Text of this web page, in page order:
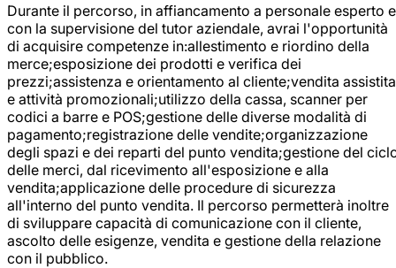
Durante il percorso, in affiancamento a personale esperto e
con la supervisione del tutor aziendale, avrai l'opportunità
di acquisire competenze in:allestimento e riordino della
merce;esposizione dei prodotti e verifica dei
prezzi;assistenza e orientamento al cliente;vendita assistita
e attività promozionali;utilizzo della cassa, scanner per
codici a barre e POS;gestione delle diverse modalità di
pagamento;registrazione delle vendite;organizzazione
degli spazi e dei reparti del punto vendita;gestione del
delle merci, dal ricevimento all'esposizione e alla
vendita;applicazione delle procedure di sicurezza
all'interno del punto vendita. Il percorso permetterà inoltre
di sviluppare capacità di comunicazione con il cliente,
ascolto delle esigenze, vendita e gestione della relazione
con il pubblico.